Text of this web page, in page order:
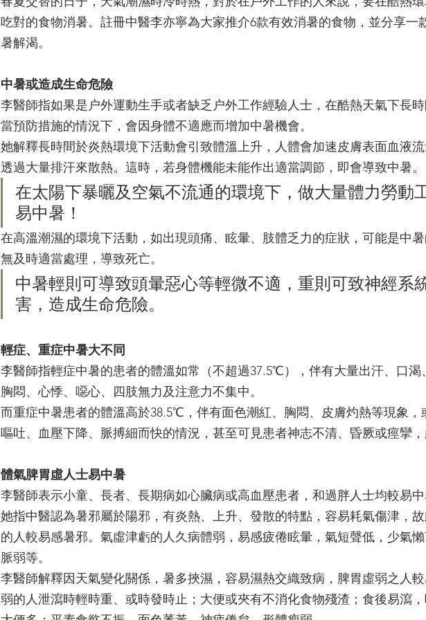
吃對的食物消暑。註冊中醫李亦寧為大家推介6款有效消暑的食物，並分享一
暑解渴。
中暑或造成生命危險
李醫師指如果是户外運動生手或者缺乏户外工作經驗人士，在酷熱天氣下長
當預防措施的情況下，會因身體不適應而增加中暑機會。
她解釋長時間於炎熱環境下活動會引致體溫上升，人體會加速皮膚表面血液
透過大量排汗來散熱。這時，若身體機能未能作出適當調節，即會導致中暑。
在太陽下暴曬及空氣不流通的環境下，做大量體力勞動
易中暑！
在高溫潮濕的環境下活動，如出現頭痛、眩暈、肢體乏力的症狀，可能是中
無及時適當處理，導致死亡。
中暑輕則可導致頭暈惡心等輕微不適，重則可致神經系
害，造成生命危險。
輕症、重症中暑大不同
李醫師指輕症中暑的患者的體溫如常（不超過37.5℃），伴有大量出汗、口渴
胸悶、心悸、噁心、四肢無力及注意力不集中。
而重症中暑患者的體溫高於38.5℃，伴有面色潮紅、胸悶、皮膚灼熱等現象，
嘔吐、血壓下降、脈搏細而快的情況，甚至可見患者神志不清、昏厥或痙攣
體氣脾胃虛人士易中暑
李醫師表示小童、長者、長期病如心臟病或高血壓患者，和過胖人士均較易
她指中醫認為暑邪屬於陽邪，有炎熱、上升、發散的特點，容易耗氣傷津，
的人較易感暑邪。氣虛津虧的人久病體弱，易感疲倦眩暈，氣短聲低，少氣
脈弱等。
李醫師解釋因天氣變化關係，暑多挾濕，容易濕熱交織致病，脾胃虛弱之人
弱的人泄瀉時輕時重、或時發時止；大便或夾有不消化食物殘渣；食後易瀉